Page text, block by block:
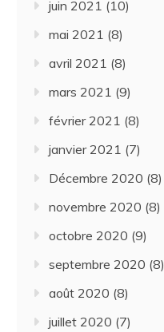
juin 2021 (10)
mai 2021 (8)
avril 2021 (8)
mars 2021 (9)
février 2021 (8)
janvier 2021 (7)
Décembre 2020 (8)
novembre 2020 (8)
octobre 2020 (9)
septembre 2020 (8)
août 2020 (8)
juillet 2020 (7)